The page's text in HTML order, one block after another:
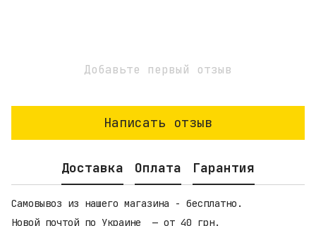
Добавьте первый отзыв
Написать отзыв
Доставка Оплата Гарантия
Самовывоз из нашего магазина - бесплатно.
Новой почтой по Украине — от 40 грн.